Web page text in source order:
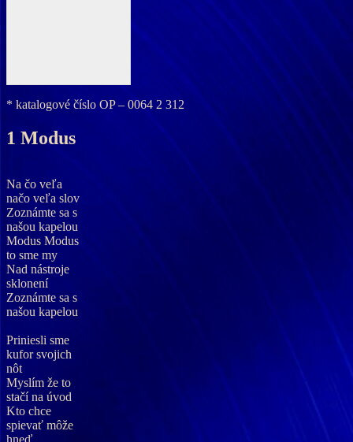
* katalogové číslo OP – 0064 2 312
1 Modus
Na čo veľa
načo veľa slov
Zoznámte sa s
našou kapelou
Modus Modus
to sme my
Nad nástroje
sklonení
Zoznámte sa s
našou kapelou
Priniesli sme
kufor svojich
nôt
Myslím že to
stačí na úvod
Kto chce
spievať môže
hneď